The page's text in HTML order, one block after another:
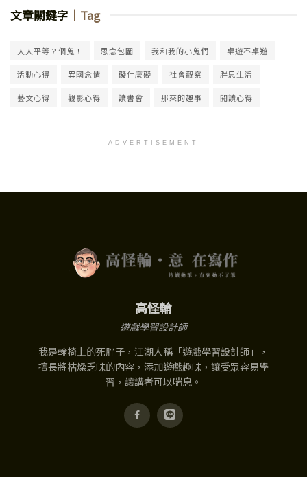
文章關鍵字 ｜Tag
人人平等？個鬼！ 思念包圍 我和我的小鬼們 桌遊不桌遊
活動心得 異國念情 礙什麼礙 社會觀察 胖思生活
藝文心得 觀影心得 讀書會 那來的趣事 閱讀心得
ADVERTISEMENT
高怪輪
遊戲學習設計師
我是輪椅上的死胖子，江湖人稱「遊戲學習設計師」，
擅長將枯燥乏味的內容，添加遊戲趣味，讓受眾容易學
習，讓講者可以喘息。